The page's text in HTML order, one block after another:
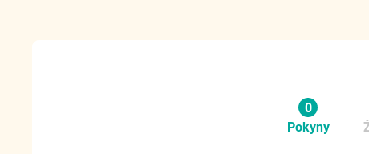
0
Pokyny